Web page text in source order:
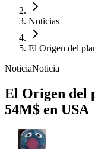
Noticias
El Origen del
NoticiaNoticia
El Origen del
54M$ en USA